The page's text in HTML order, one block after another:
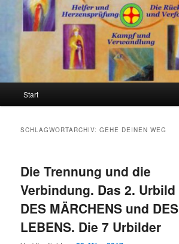
Start
SCHLAGWORTARCHIV:GEHE DEINEN WEG
Die Trennung und die
Verbindung. Das 2. Urbild
DES MÄRCHENS und DES
LEBENS. Die 7 Urbilder